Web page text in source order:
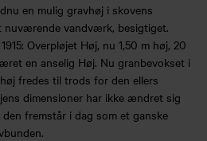
en mulig gravhøj i skovens
nuværende vandværk, besigtiget.
Overpløjet Høj, nu 1,50 m høj, 20
en anselig Høj. Nu granbevokset i
fredes til trods for den ellers
dimensioner har ikke ændret sig
den fremstår i dag som et ganske